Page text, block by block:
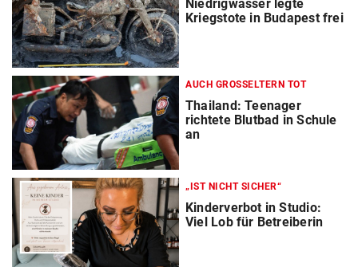
Niedrigwasser legte
Kriegstote in Budapest frei
AUCH GROSSELTERN TOT
Thailand: Teenager
richtete Blutbad in Schule
an
„IST NICHT SICHER“
Kinderverbot in Studio:
Viel Lob für Betreiberin